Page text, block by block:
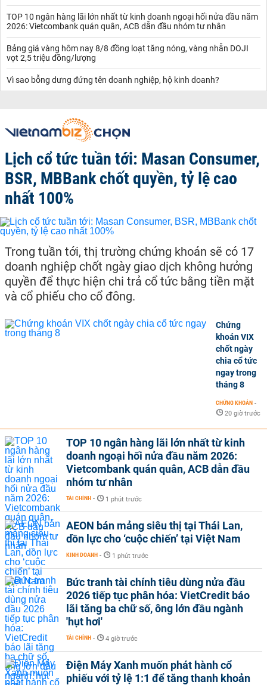
TOP 10 ngân hàng lãi lớn nhất từ kinh doanh ngoại hối nửa đầu năm
2026: Vietcombank quán quân, ACB dẫn đầu nhóm tư nhân
Bảng giá vàng hôm nay 8/8 đồng loạt tăng nóng, vàng nhẫn DOJI
vọt 2,5 triệu đồng/lượng
Vì sao bỗng dưng đứng tên doanh nghiệp, hộ kinh doanh?
Lịch cổ tức tuần tới: Masan Consumer,
BSR, MBBank chốt quyền, tỷ lệ cao
nhất 100%
Trong tuần tới, thị trường chứng khoán sẽ có 17
doanh nghiệp chốt ngày giao dịch không hưởng
quyền để thực hiện chi trả cổ tức bằng tiền mặt
và cổ phiếu cho cổ đông.
Chứng
khoán VIX
chốt ngày
chia cổ tức
ngay trong
tháng 8
CHỨNG KHOÁN -
20 giờ trước
TOP 10 ngân hàng lãi lớn nhất từ kinh
doanh ngoại hối nửa đầu năm 2026:
Vietcombank quán quân, ACB dẫn đầu
nhóm tư nhân
TÀI CHÍNH - 1 phút trước
AEON bán mảng siêu thị tại Thái Lan,
dồn lực cho ‘cuộc chiến’ tại Việt Nam
KINH DOANH - 1 phút trước
Bức tranh tài chính tiêu dùng nửa đầu
2026 tiếp tục phân hóa: VietCredit báo
lãi tăng ba chữ số, ông lớn đầu ngành
'hụt hơi'
TÀI CHÍNH - 4 giờ trước
Điện Máy Xanh muốn phát hành cổ
phiếu với tỷ lệ 1:1 để tăng thanh khoản